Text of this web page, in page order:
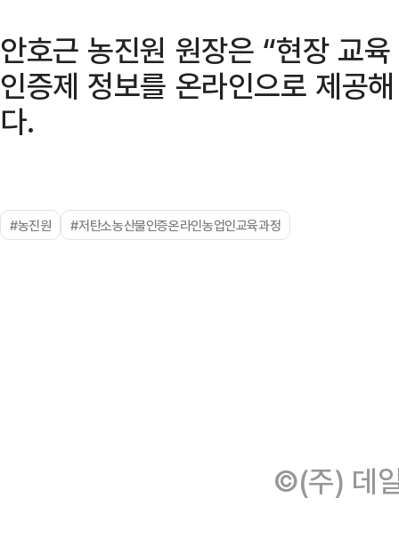
안호근 농진원 원장은 “현장 교
인증제 정보를 온라인으로 제공
다.
#농진원 #저탄소농산물인증온라인농업인교육과정
©(주) 데